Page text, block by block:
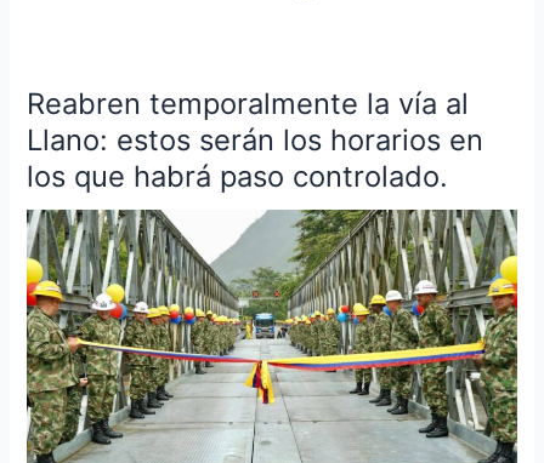
Reabren temporalmente la vía al
Llano: estos serán los horarios en
los que habrá paso controlado.
Reabren
temporalmente
la
vía
al
Llano:
estos
serán
los
horarios
en
los
que